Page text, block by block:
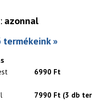
azonnal
»
6990 Ft
7990 Ft (3 db